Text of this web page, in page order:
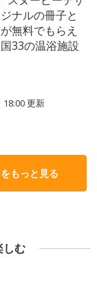
ナルの冊子と
無料でもらえ
33の温浴施設
18:00更新
もっと見る
しむ